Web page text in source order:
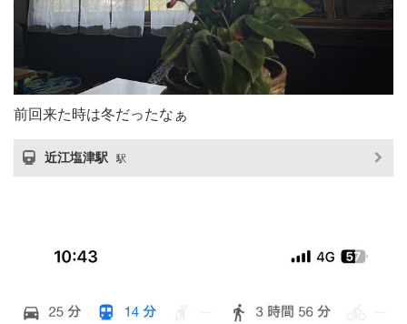
前回来た時は冬だったなぁ
近江塩津駅 駅